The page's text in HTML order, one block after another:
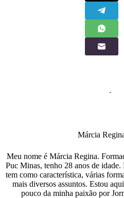
Márcia
Meu nome é Márcia Regina.
Puc Minas, tenho 28 anos de
tem como característica, várias
mais diversos assuntos. Estou
pouco da minha paixão por